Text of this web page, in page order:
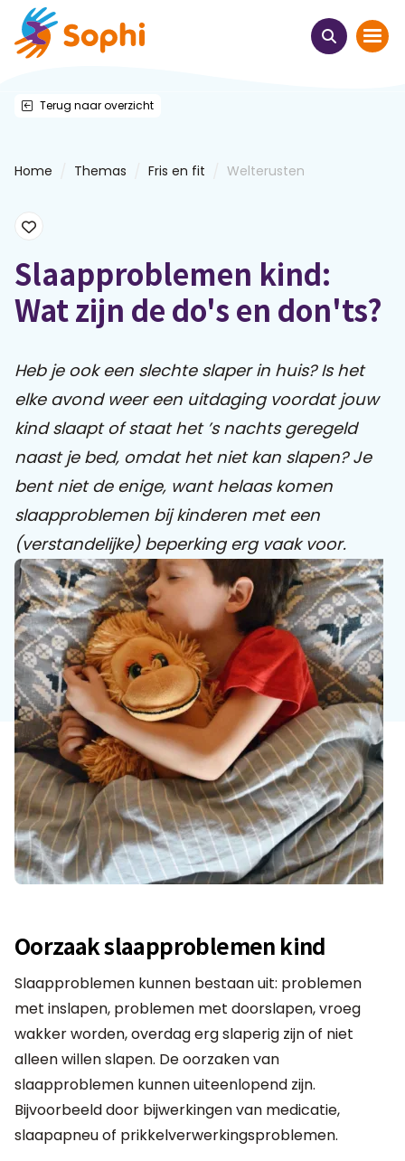
Thema's
Webinars
Themabijeenkomsten
Praat mee
Clientdossier Wiki
Sophi
Sophi
Terug naar overzicht
Home Themas Fris en fit Welterusten
Slaapproblemen kind:
Wat zijn de do's en don'ts?
Heb je ook een slechte slaper in huis? Is het
elke avond weer een uitdaging voordat jouw
kind slaapt of staat het ’s nachts geregeld
naast je bed, omdat het niet kan slapen? Je
bent niet de enige, want helaas komen
slaapproblemen bij kinderen met een
(verstandelijke) beperking erg vaak voor.
Oorzaak slaapproblemen kind
Slaapproblemen kunnen bestaan uit: problemen
met inslapen, problemen met doorslapen, vroeg
wakker worden, overdag erg slaperig zijn of niet
alleen willen slapen. De oorzaken van
slaapproblemen kunnen uiteenlopend zijn.
Bijvoorbeeld door bijwerkingen van medicatie,
slaapapneu of prikkelverwerkingsproblemen.